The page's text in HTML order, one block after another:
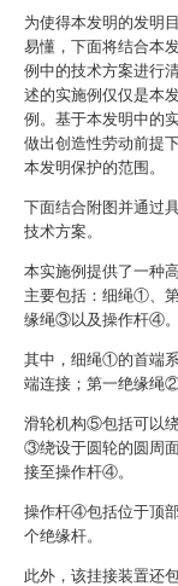
为使得本发明的发明
易懂，下面将结合本
例中的技术方案进行
述的实施例仅仅是本
例。基于本发明中的
做出创造性劳动前提
本发明保护的范围。
下面结合附图并通过
技术方案。
本实施例提供了一种
主要包括：细绳①、
缘绳③以及操作杆④。
其中，细绳①的首端
端连接；第一绝缘绳
滑轮机构⑤包括可以
③绕设于圆轮的圆周
接至操作杆④。
操作杆④包括位于顶
个绝缘杆。
此外，该挂接装置还